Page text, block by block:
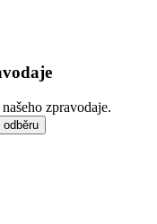
zpravodaje.